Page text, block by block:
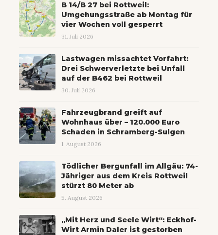
B 14/B 27 bei Rottweil:
Umgehungsstraße ab Montag für
vier Wochen voll gesperrt
31. Juli 2026
Lastwagen missachtet Vorfahrt:
Drei Schwerverletzte bei Unfall
auf der B462 bei Rottweil
30. Juli 2026
Fahrzeugbrand greift auf
Wohnhaus über – 120.000 Euro
Schaden in Schramberg-Sulgen
1. August 2026
Tödlicher Bergunfall im Allgäu: 74-
Jähriger aus dem Kreis Rottweil
stürzt 80 Meter ab
5. August 2026
„Mit Herz und Seele Wirt“: Eckhof-
Wirt Armin Daler ist gestorben